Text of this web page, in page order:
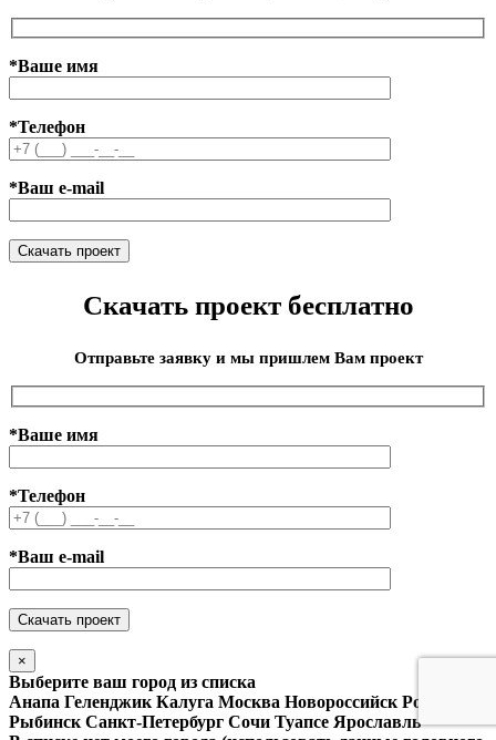
*Ваше имя
*Телефон
*Ваш e-mail
Скачать проект бесплатно
Отправьте заявку и мы пришлем Вам проект
*Ваше имя
*Телефон
*Ваш e-mail
×
Выберите ваш город из списка
Анапа Геленджик Калуга Москва Новороссийск Ростов
Рыбинск Санкт-Петербург Сочи Туапсе Ярославль